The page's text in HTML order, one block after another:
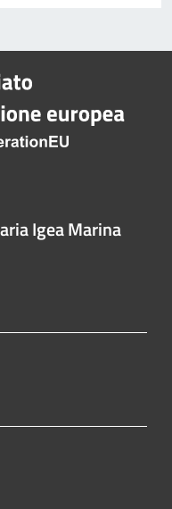
Igea Marina